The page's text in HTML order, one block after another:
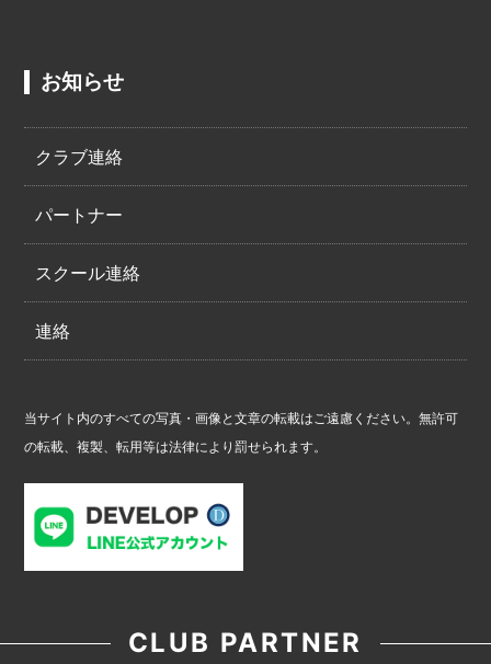
お知らせ
クラブ連絡
パートナー
スクール連絡
連絡
当サイト内のすべての写真・画像と文章の転載はご遠慮ください。無許可
の転載、複製、転用等は法律により罰せられます。
CLUB PARTNER